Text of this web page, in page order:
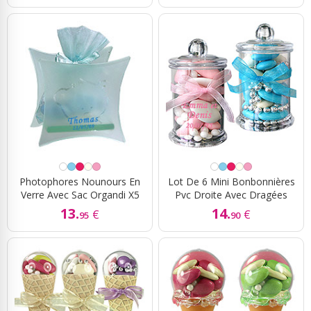
Photophores Nounours En
Verre Avec Sac Organdi X5
13.95 €
Lot De 6 Mini Bonbonnières
Pvc Droite Avec Dragées
14.90 €